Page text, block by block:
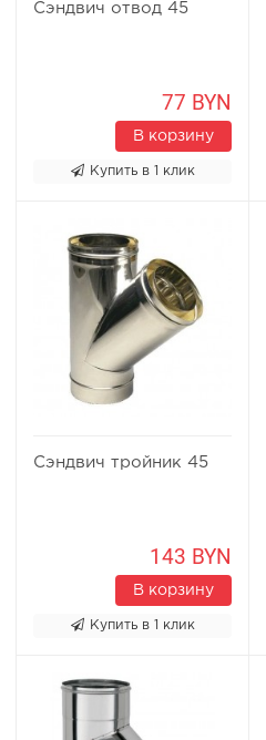
Сэндвич отвод 45
77 BYN
В корзину
Купить в 1 клик
Сэндвич тройник 45
143 BYN
В корзину
Купить в 1 клик